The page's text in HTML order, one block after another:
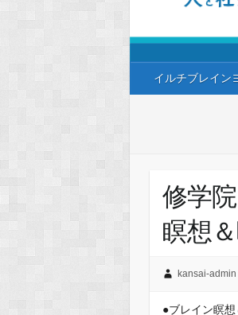
イルチブレイン
修学
瞑想
kansai-admin
●ブレイン瞑